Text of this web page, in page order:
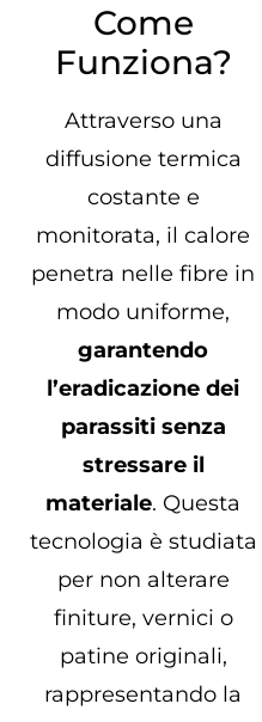
Come
Funziona?
Attraverso una
diffusione termica
costante e
monitorata, il calore
penetra nelle fibre in
modo uniforme,
garantendo
l’eradicazione dei
parassiti senza
stressare il
materiale. Questa
tecnologia è studiata
per non alterare
finiture, vernici o
patine originali,
rappresentando la